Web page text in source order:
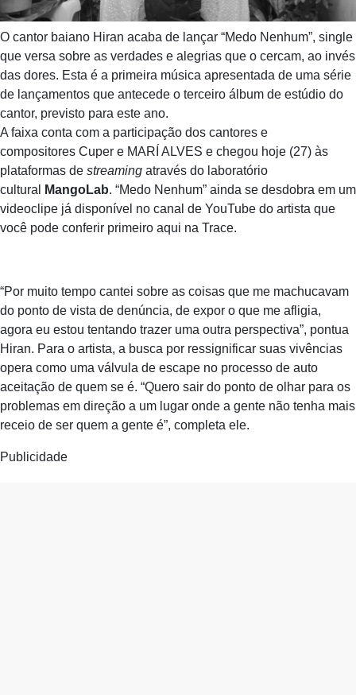
O cantor baiano Hiran acaba de lançar “Medo Nenhum”, single
que versa sobre as verdades e alegrias que o cercam, ao invés
das dores. Esta é a primeira música apresentada de uma série
de lançamentos que antecede o terceiro álbum de estúdio do
cantor, previsto para este ano.
A faixa conta com a participação dos cantores e
compositores Cuper e MARÍ ALVES e chegou hoje (27) às
plataformas de streaming através do laboratório
cultural
MangoLab. “Medo Nenhum” ainda se desdobra em um
videoclipe já disponível no canal de YouTube do artista que
você pode conferir primeiro aqui na Trace.
“Por muito tempo cantei sobre as coisas que me machucavam
do ponto de vista de denúncia, de expor o que me afligia,
agora eu estou tentando trazer uma outra perspectiva”, pontua
Hiran. Para o artista, a busca por ressignificar suas vivências
opera como uma válvula de escape no processo de auto
aceitação de quem se é. “Quero sair do ponto de olhar para os
problemas em direção a um lugar onde a gente não tenha mais
receio de ser quem a gente é”, completa ele.
Publicidade